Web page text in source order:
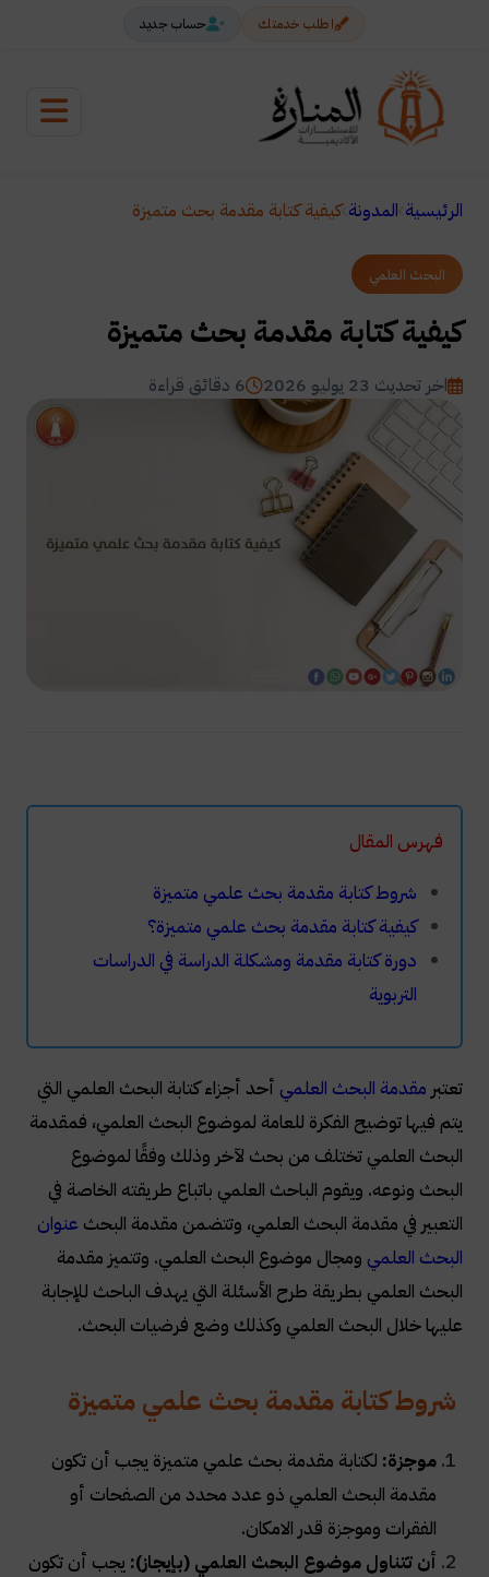
اطلب خدمتك حساب جديد
الرئيسية المدونة كيفية كتابة مقدمة بحث متميزة
البحث العلمي
كيفية كتابة مقدمة بحث متميزة
اخر تحديث 23 يوليو 2026 6 دقائق قراءة
فهرس المقال
شروط كتابة مقدمة بحث علمي متميزة
كيفية كتابة مقدمة بحث علمي متميزة؟
دورة كتابة مقدمة ومشكلة الدراسة في الدراسات
التربوية
تعتبر مقدمة البحث العلمي أحد أجزاء كتابة البحث العلمي التي
يتم فيها توضيح الفكرة للعامة لموضوع البحث العلمي، فمقدمة
البحث العلمي تختلف من بحث لآخر وذلك وفقًا لموضوع
البحث ونوعه. ويقوم الباحث العلمي باتباع طريقته الخاصة في
التعبير في مقدمة البحث العلمي، وتتضمن مقدمة البحث عنوان
البحث العلمي ومجال موضوع البحث العلمي. وتتميز مقدمة
البحث العلمي بطريقة طرح الأسئلة التي يهدف الباحث للإجابة
عليها خلال البحث العلمي وكذلك وضع فرضيات البحث.
شروط كتابة مقدمة بحث علمي متميزة
موجزة: لكتابة مقدمة بحث علمي متميزة يجب أن تكون
مقدمة البحث العلمي ذو عدد محدد من الصفحات أو
الفقرات وموجزة قدر الامكان.
أن تتناول موضوع البحث العلمي (بإيجاز): يجب أن تكون